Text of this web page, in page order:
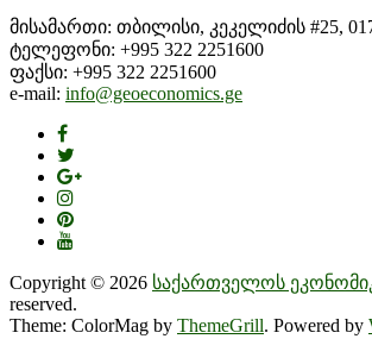
მისამართი: თბილისი, კეკელიძის #25,
ტელეფონი: +995 322 2251600
ფაქსი: +995 322 2251600
e-mail: info@geoeconomics.ge
Copyright © 2026 საქართველოს
reserved.
Theme: ColorMag by ThemeGrill. Powered by